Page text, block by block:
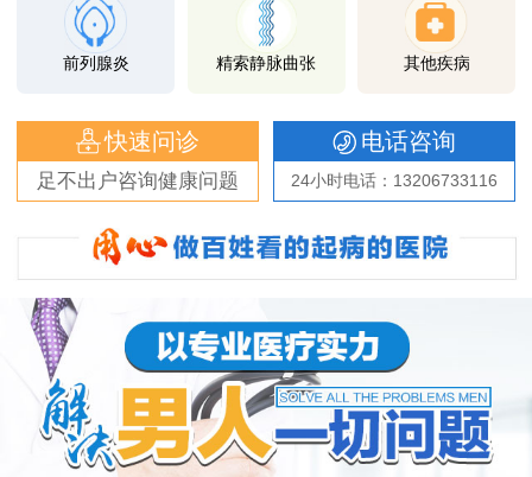
前列腺炎 精索静脉曲张 其他疾病
快速问诊
足不出户咨询健康问题
电话咨询
24小时电话：13206733116